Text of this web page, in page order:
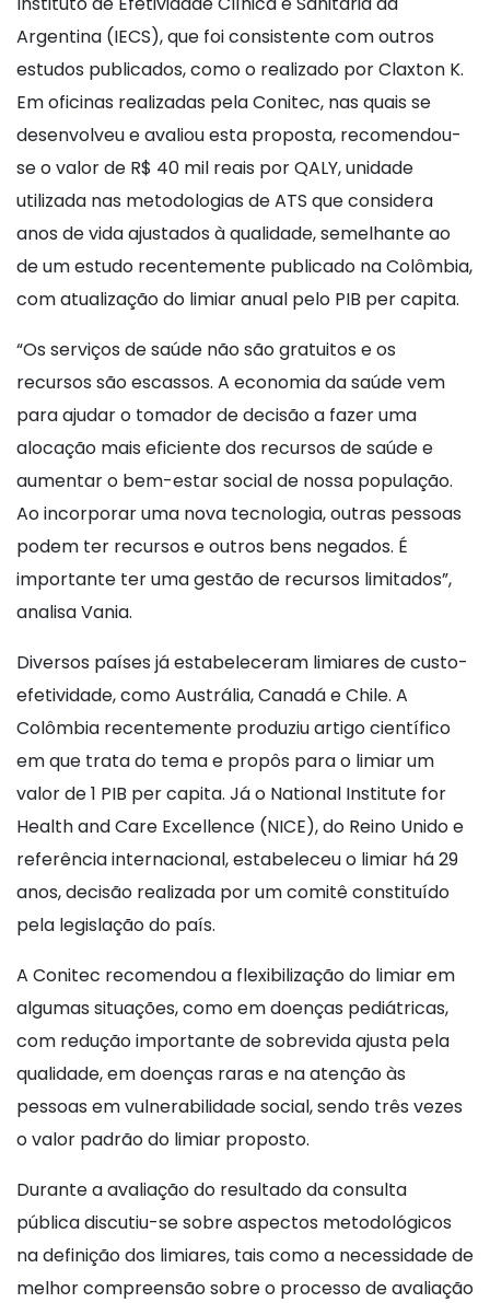
Argentina (IECS), que foi consistente com outros
estudos publicados, como o realizado por Claxton K.
Em oficinas realizadas pela Conitec, nas quais se
desenvolveu e avaliou esta proposta, recomendou-
se o valor de R$ 40 mil reais por QALY, unidade
utilizada nas metodologias de ATS que considera
anos de vida ajustados à qualidade, semelhante ao
de um estudo recentemente publicado na Colômbia,
com atualização do limiar anual pelo PIB per capita.
“Os serviços de saúde não são gratuitos e os
recursos são escassos. A economia da saúde vem
para ajudar o tomador de decisão a fazer uma
alocação mais eficiente dos recursos de saúde e
aumentar o bem-estar social de nossa população.
Ao incorporar uma nova tecnologia, outras pessoas
podem ter recursos e outros bens negados. É
importante ter uma gestão de recursos limitados”,
analisa Vania.
Diversos países já estabeleceram limiares de custo-
efetividade, como Austrália, Canadá e Chile. A
Colômbia recentemente produziu artigo científico
em que trata do tema e propôs para o limiar um
valor de 1 PIB per capita. Já o National Institute for
Health and Care Excellence (NICE), do Reino Unido e
referência internacional, estabeleceu o limiar há 29
anos, decisão realizada por um comitê constituído
pela legislação do país.
A Conitec recomendou a flexibilização do limiar em
algumas situações, como em doenças pediátricas,
com redução importante de sobrevida ajusta pela
qualidade, em doenças raras e na atenção às
pessoas em vulnerabilidade social, sendo três vezes
o valor padrão do limiar proposto.
Durante a avaliação do resultado da consulta
pública discutiu-se sobre aspectos metodológicos
na definição dos limiares, tais como a necessidade de
melhor compreensão sobre o processo de avaliação